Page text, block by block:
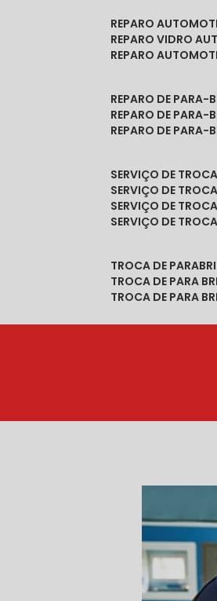
REPARO
REPARO VIDRO
REPARO
REPARO DE
REPARO DE
REPARO DE
SERVIÇO DE
SERVIÇO DE
SERVIÇO DE
SERVIÇO DE
TROCA DE
TROCA DE PARA
TROCA DE PARA